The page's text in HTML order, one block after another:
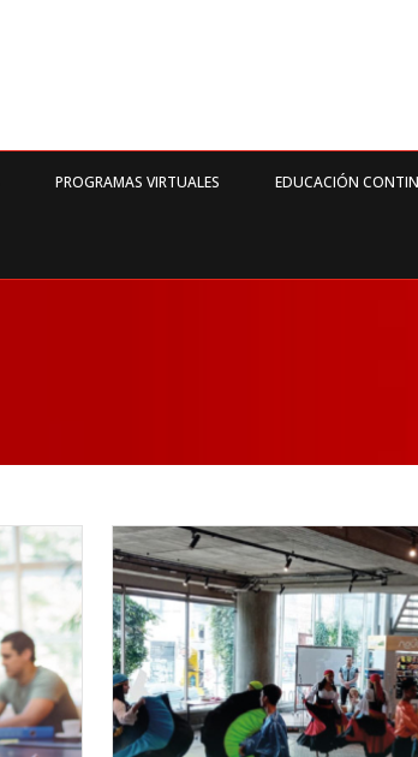
PROGRAMAS VIRTUALES EDUCACIÓN